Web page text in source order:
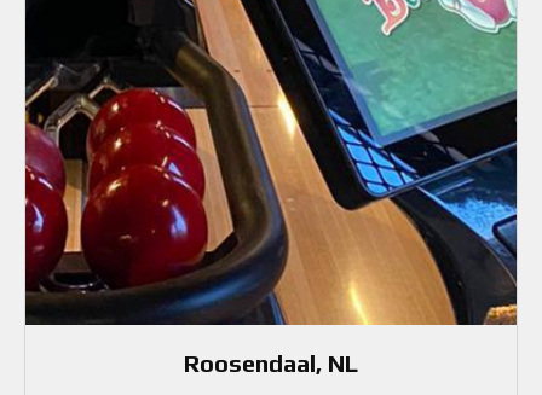
Roosendaal, NL